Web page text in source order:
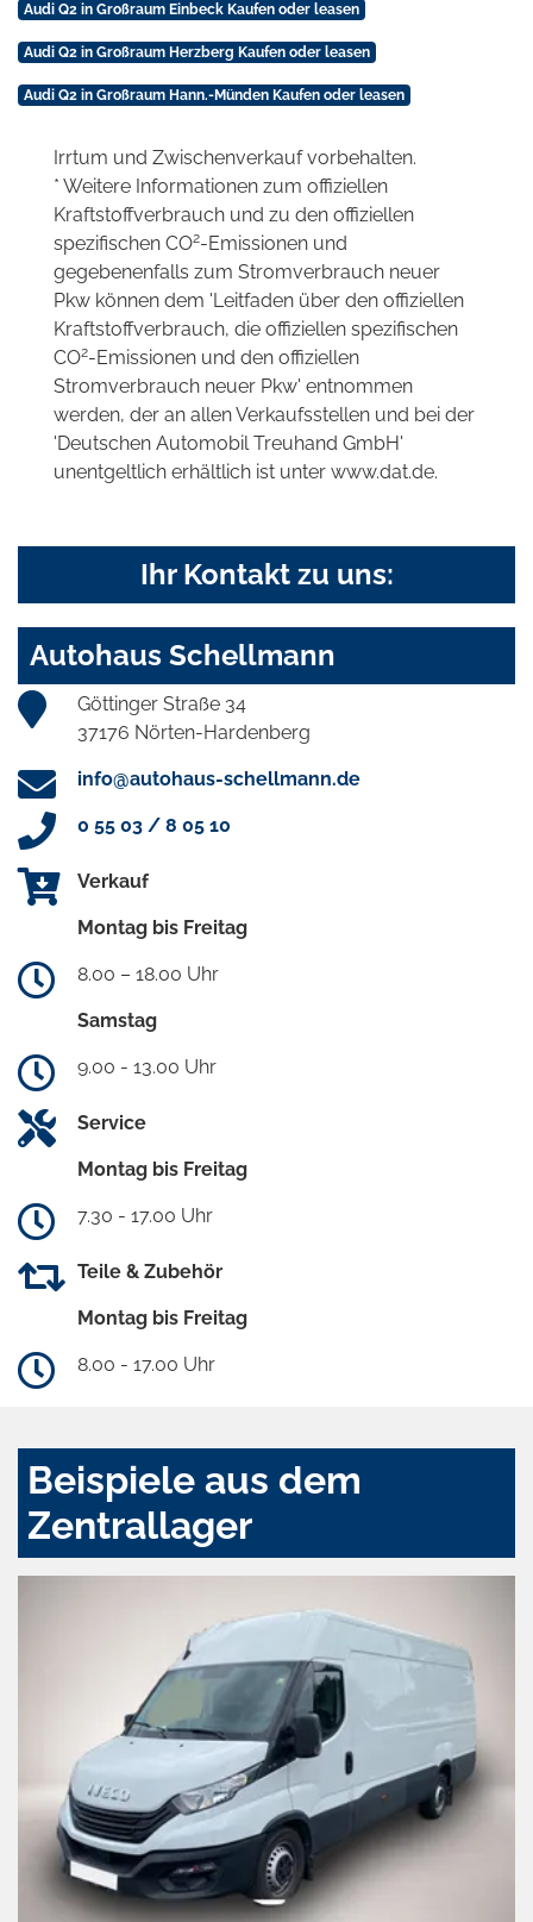
Audi Q2 in Großraum Einbeck Kaufen oder leasen
Audi Q2 in Großraum Herzberg Kaufen oder leasen
Audi Q2 in Großraum Hann.-Münden Kaufen oder leasen
Irrtum und Zwischenverkauf vorbehalten.
* Weitere Informationen zum offiziellen
Kraftstoffverbrauch und zu den offiziellen
spezifischen CO2-Emissionen und
gegebenenfalls zum Stromverbrauch neuer
Pkw können dem 'Leitfaden über den offiziellen
Kraftstoffverbrauch, die offiziellen spezifischen
CO2-Emissionen und den offiziellen
Stromverbrauch neuer Pkw' entnommen
werden, der an allen Verkaufsstellen und bei der
'Deutschen Automobil Treuhand GmbH'
unentgeltlich erhältlich ist unter www.dat.de.
Ihr Kontakt zu uns:
Autohaus Schellmann
Göttinger Straße 34
37176 Nörten-Hardenberg
info@autohaus-schellmann.de
0 55 03 / 8 05 10
Verkauf
Montag bis Freitag
8.00 – 18.00 Uhr
Samstag
9.00 - 13.00 Uhr
Service
Montag bis Freitag
7.30 - 17.00 Uhr
Teile & Zubehör
Montag bis Freitag
8.00 - 17.00 Uhr
Beispiele aus dem
Zentrallager